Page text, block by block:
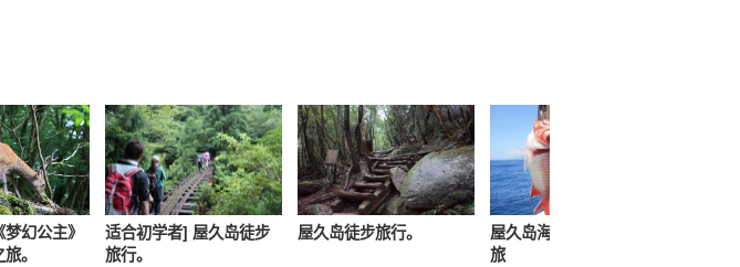
白谷云水峡
观光
绳文雪松之旅 海龟之旅 摄影之旅
幻公主》
。
适合初学者] 屋久岛徒步
旅行。
屋久岛徒步旅行。
屋久岛海钓和船钓体验之
旅